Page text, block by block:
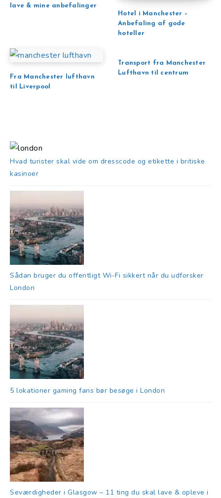
lave & mine anbefalinger
Hotel i Manchester –
Anbefaling af gode
hoteller
Fra Manchester lufthavn
til Liverpool
Transport fra Manchester
Lufthavn til centrum
Hvad turister skal vide om dresscode og etikette i britiske
kasinoer
Sådan bruger du offentligt Wi-Fi sikkert når du udforsker
London
5 lokationer gaming fans bør besøge i London
Seværdigheder i Glasgow – 11 ting du skal lave & opleve i